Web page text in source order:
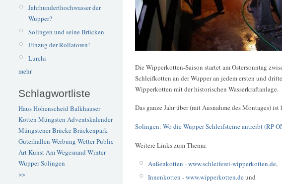
Jahrhunderthochwasser der
Wupper?
Solingen und seine Brücken
Einzug der Rollatoren!
Lurchi
mehr
Schlagwortliste
Haus Hohenscheid Balkhauser
Kotten Müngsten Adventskalender
Müngstener BrückeBrückenpark
Güterhallen Werbung WetterPublic
ArtKunstAm Wegesrand Winter
WupperSolingen
>>
Die Wipperkotten-Saison startet am Ostersonntag
Schleifkotten an der Wupper an jedem ersten und
Wipperkotten mit der historischen Wasserkraftanlage.
Das ganze Jahr über (mit Ausnahme des Montages) ist
Solingen: Wo die Wupper Schleifsteine antreibt (RP
Weitere Links zum Thema:
Außenkotten -www.schleiferei-wipperkotten.de,
Innenkotten -www.wipperkotten.deund